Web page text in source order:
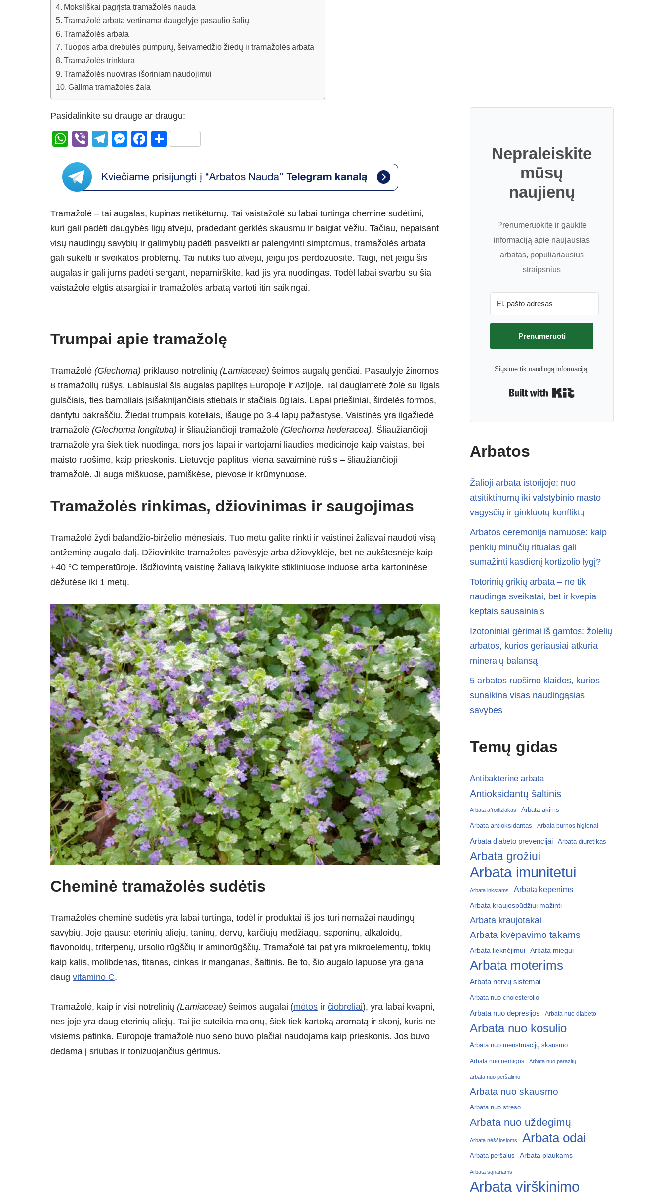
Moksliškai pagrįsta tramažolės nauda
Tramažolė arbata vertinama daugelyje pasaulio šalių
Tramažolės arbata
Tuopos arba drebulės pumpurų, šeivamedžio žiedų ir tramažolės arbata
Tramažolės trinktūra
Tramažolės nuoviras išoriniam naudojimui
Galima tramažolės žala
Pasidalinkite su drauge ar draugu:
W
at
s
p
p
Vi
er
T
e
gr
m
M
ss
e
g
er
F
c
e
o
o
k
S
ar
e
Tramažolė – tai augalas, kupinas netikėtumų. Tai vaistažolė su labai turtinga chemine sudėtimi,
kuri gali padėti daugybės ligų atveju, pradedant gerklės skausmu ir baigiat vėžiu. Tačiau, nepaisant
visų naudingų savybių ir galimybių padėti pasveikti ar palengvinti simptomus, tramažolės arbata
gali sukelti ir sveikatos problemų. Tai nutiks tuo atveju, jeigu jos perdozuosite. Taigi, net jeigu šis
augalas ir gali jums padėti sergant, nepamirškite, kad jis yra nuodingas. Todėl labai svarbu su šia
vaistažole elgtis atsargiai ir tramažolės arbatą vartoti itin saikingai.
Trumpai apie tramažolę
Tramažolė (Glechoma) priklauso notrelinių (Lamiaceae) šeimos augalų genčiai. Pasaulyje žinomos
8 tramažolių rūšys. Labiausiai šis augalas paplitęs Europoje ir Azijoje. Tai daugiametė žolė su ilgais
gulsčiais, ties bambliais įsišaknijančiais stiebais ir stačiais ūgliais. Lapai priešiniai, širdelės formos,
dantytu pakraščiu. Žiedai trumpais koteliais, išaugę po 3-4 lapų pažastyse. Vaistinės yra ilgažiedė
tramažolė (Glechoma longituba) ir šliaužiančioji tramažolė (Glechoma hederacea). Šliaužiančioji
tramažolė yra šiek tiek nuodinga, nors jos lapai ir vartojami liaudies medicinoje kaip vaistas, bei
maisto ruošime, kaip prieskonis. Lietuvoje paplitusi viena savaiminė rūšis – šliaužiančioji
tramažolė. Ji auga miškuose, pamiškėse, pievose ir krūmynuose.
Tramažolės rinkimas, džiovinimas ir saugojimas
Tramažolė žydi balandžio-birželio mėnesiais. Tuo metu galite rinkti ir vaistinei žaliavai naudoti visą
antžeminę augalo dalį. Džiovinkite tramažoles pavėsyje arba džiovyklėje, bet ne aukštesnėje kaip
+40 °C temperatūroje. Išdžiovintą vaistinę žaliavą laikykite stikliniuose induose arba kartoninėse
dėžutėse iki 1 metų.
Cheminė tramažolės sudėtis
Tramažolės cheminė sudėtis yra labai turtinga, todėl ir produktai iš jos turi nemažai naudingų
savybių. Joje gausu: eterinių aliejų, taninų, dervų, karčiųjų medžiagų, saponinų, alkaloidų,
flavonoidų, triterpenų, ursolio rūgščių ir aminorūgščių. Tramažolė tai pat yra mikroelementų, tokių
kaip kalis, molibdenas, titanas, cinkas ir manganas, šaltinis. Be to, šio augalo lapuose yra gana
daug vitamino C.
Tramažolė, kaip ir visi notrelinių (Lamiaceae) šeimos augalai (mėtos ir čiobreliai), yra labai kvapni,
nes joje yra daug eterinių aliejų. Tai jie suteikia malonų, šiek tiek kartoką aromatą ir skonį, kuris ne
visiems patinka. Europoje tramažolė nuo seno buvo plačiai naudojama kaip prieskonis. Jos buvo
dedama į sriubas ir tonizuojančius gėrimus.
Nepraleiskite
mūsų
naujienų
Prenumeruokite ir gaukite
informaciją apie naujausias
arbatas, populiariausius
straipsnius
Prenumeruoti
Siųsime tik naudingą informaciją.
Arbatos
Žalioji arbata istorijoje: nuo
atsitiktinumų iki valstybinio masto
vagysčių ir ginkluotų konfliktų
Arbatos ceremonija namuose: kaip
penkių minučių ritualas gali
sumažinti kasdienį kortizolio lygį?
Totorinių grikių arbata – ne tik
naudinga sveikatai, bet ir kvepia
keptais sausainiais
Izotoniniai gėrimai iš gamtos: žolelių
arbatos, kurios geriausiai atkuria
mineralų balansą
5 arbatos ruošimo klaidos, kurios
sunaikina visas naudingąsias
savybes
Temų gidas
Antibakterinė arbata
Antioksidantų šaltinis
Arbata afrodiziakas Arbata akims
Arbata antioksidantas Arbata burnos higienai
Arbata diabeto prevencijai Arbata diuretikas
Arbata grožiui
Arbata imunitetui
Arbata inkstams Arbata kepenims
Arbata kraujospūdžiui mažinti
Arbata kraujotakai
Arbata kvėpavimo takams
Arbata lieknėjimui Arbata miegui
Arbata moterims
Arbata nervų sistemai
Arbata nuo cholesterolio
Arbata nuo depresijos Arbata nuo diabeto
Arbata nuo kosulio
Arbata nuo menstruacijų skausmo
Arbata nuo nemigos Arbata nuo parazitų
arbata nuo peršalimo
Arbata nuo skausmo
Arbata nuo streso
Arbata nuo uždegimų
Arbata nėščiosioms Arbata odai
Arbata peršalus Arbata plaukams
Arbata sąnariams
Arbata virškinimo